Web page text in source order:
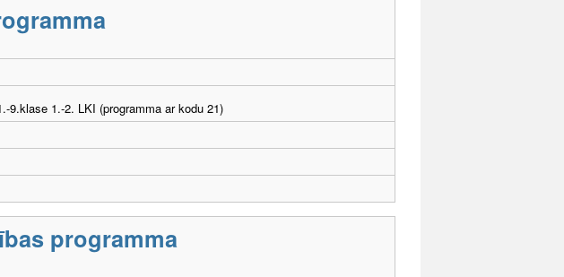
9.klase 1.-2. LKI (programma ar kodu 21)
programma